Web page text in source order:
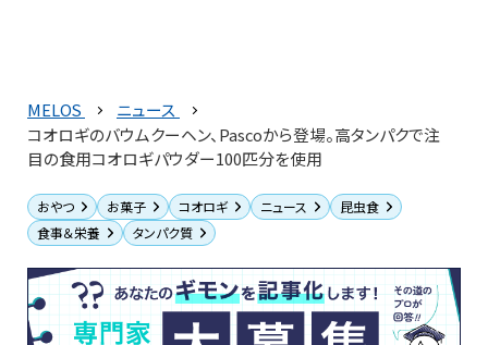
MELOS
ニュース
コオロギのバウムクーヘン、Pascoから登場。高タンパクで注
目の食用コオロギパウダー100匹分を使用
おやつ お菓子 コオロギ ニュース
昆虫食
食事＆栄養
タンパク質